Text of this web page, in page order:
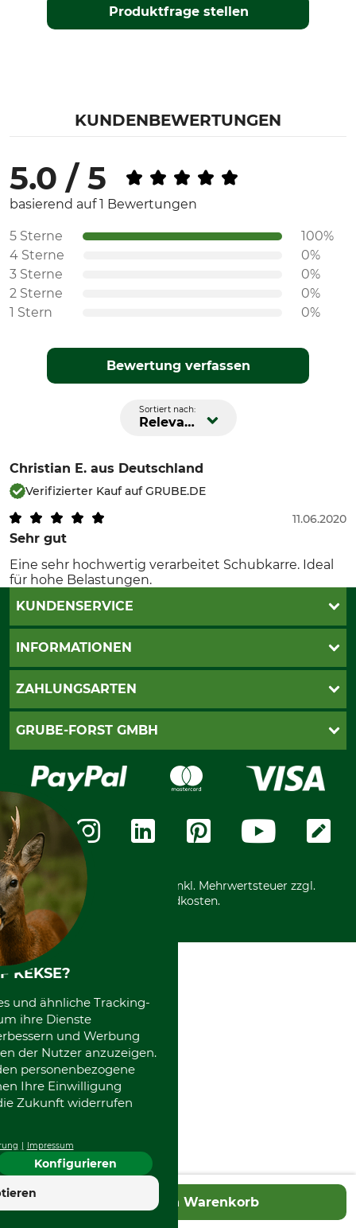
In den Warenkorb
Produktfrage stellen
KUNDENBEWERTUNGEN
5.0 / 5
basierend auf 1 Bewertungen
5 Sterne
100%
4 Sterne
0%
3 Sterne
0%
2 Sterne
0%
1 Stern
0%
Bewertung verfassen
Sortiert nach:
Relevanz
Christian E. aus Deutschland
Verifizierter Kauf auf GRUBE.DE
Sehr gut
11.06.2020
Eine sehr hochwertig verarbeitet Schubkarre. Ideal
für hohe Belastungen.
KUNDENSERVICE
Katalogbestellung
INFORMATIONEN
AGB
Widerrufsformular
Datenschutz
Zahlungsarten
ZAHLUNGSARTEN
PayPal
Rechnung
Vorkasse
GRUBE-FORST GMBH
Karriere
Über uns
Messetermine
Community
International
*Alle Preise in Euro und inkl. Mehrwertsteuer zzgl.
Versandkosten.
KEKSE?
und ähnliche Tracking-
ihre Dienste
und Werbung
der Nutzer anzuzeigen.
personenbezogene
Ihre Einwilligung
Zukunft widerrufen
Impressum
Konfigurieren